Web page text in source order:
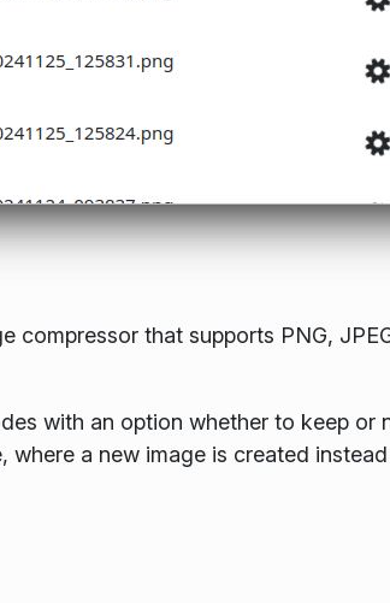
compressor that supports PNG,
with an option whether to keep or
where a new image is created